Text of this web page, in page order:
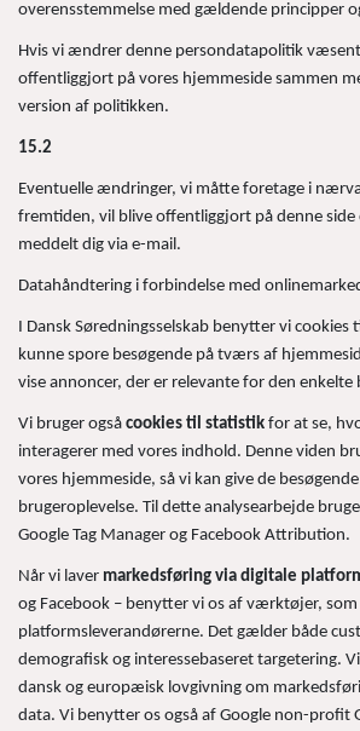
overensstemmelse med gældende principper
Hvis vi ændrer denne persondatapolitik
offentliggjort på vores hjemmeside sammen
version af politikken.
15.2
Eventuelle ændringer, vi måtte foretage i
fremtiden, vil blive offentliggjort på denne side
meddelt dig via e-mail.
Datahåndtering i forbindelse med
I Dansk Søredningsselskab benytter vi cookies
kunne spore besøgende på tværs af
vise annoncer, der er relevante for den enkelte
Vi bruger også cookies til statistik for at se,
interagerer med vores indhold. Denne viden
vores hjemmeside, så vi kan give de
brugeroplevelse. Til dette analysearbejde
Google Tag Manager og Facebook Attribution.
Når vi laver markedsføring via digitale
og Facebook – benytter vi os af værktøjer,
platformsleverandørerne. Det gælder både
demografisk og interessebaseret targetering.
dansk og europæisk lovgivning om
data. Vi benytter os også af Google non-profit